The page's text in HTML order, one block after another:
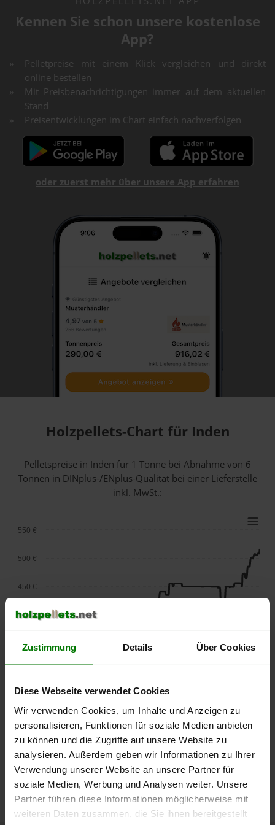
Zustimmung Details Über Cookies
Diese Webseite verwendet Cookies
Wir verwenden Cookies, um Inhalte und Anzeigen zu
personalisieren, Funktionen für soziale Medien anbieten
zu können und die Zugriffe auf unsere Website zu
analysieren. Außerdem geben wir Informationen zu Ihrer
Verwendung unserer Website an unsere Partner für
soziale Medien, Werbung und Analysen weiter. Unsere
Partner führen diese Informationen möglicherweise mit
weiteren Daten zusammen, die Sie ihnen bereitgestellt
Kennen Sie schon unsere kostenlose
App?
Pelletpreise mit einem Klick vergleichen und direkt
online bestellen
Mit Preisbenachrichtigungen immer auf dem aktuellen
Stand
Preisentwicklungen im Chart einfach nachverfolgen
oder zuerst mehr über unsere App erfahren
Holzpellets-Chart für Inden
Pelletspreise in Inden für 1 Tonne bei Abnahmevon 6
Tonnen in DINplus-/ENplus-Qualität bei einer Lieferstelle
inkl. MwSt.:
lose Ware Sackware
September
Januar
Mai
350 €
400 €
450 €
500 €
550 €
Die aktuelle Preisentwicklung für Holzpellets in Deutschland
können Sie jederzeit auf unsererPelletspreise -Seite
nachvollziehen.